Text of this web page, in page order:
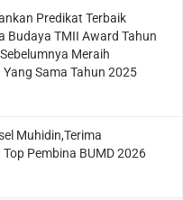
Predikat Terbaik
Budaya TMII Award Tahun
Meraih
Sama Tahun 2025
Muhidin,Terima
Pembina BUMD 2026